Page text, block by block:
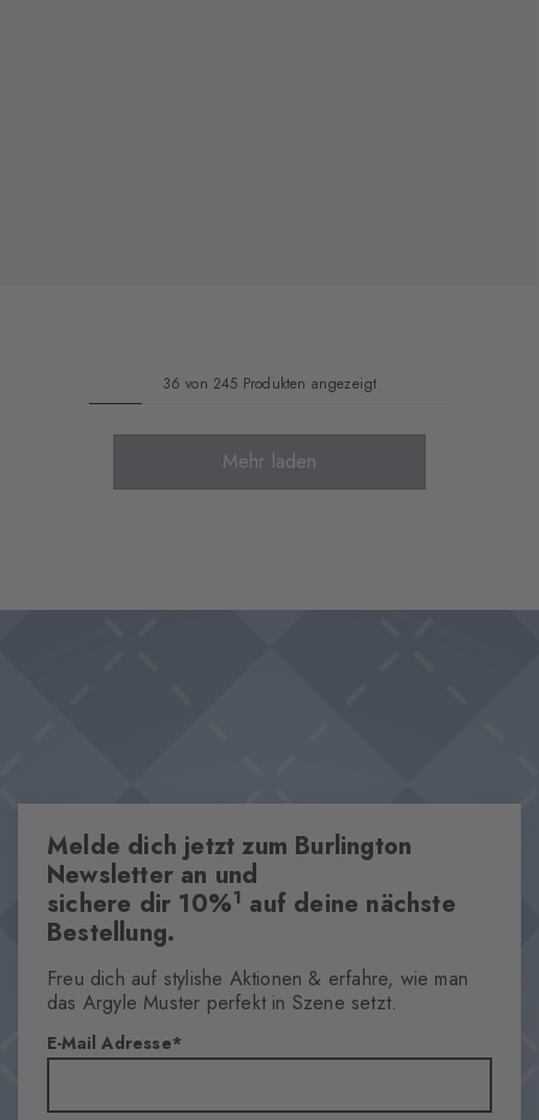
36 von 245 Produkten angezeigt
Mehr laden
Melde dich jetzt zum Burlington
Newsletter an und
sichere dir 10%1 auf deine nächste
Bestellung.
Freu dich auf stylishe Aktionen & erfahre, wie man
das Argyle Muster perfekt in Szene setzt.
E-Mail Adresse